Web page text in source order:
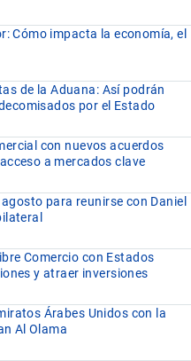
Cómo impacta la economía, el
de la Aduana: Así podrán
por el Estado
con nuevos acuerdos
a mercados clave
para reunirse con Daniel
Comercio con Estados
y atraer inversiones
Árabes Unidos con la
Al Olama